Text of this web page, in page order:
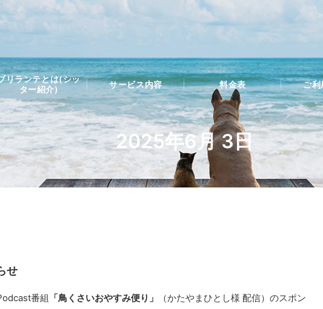
2025年6月 3日
せ
番組 「鳥くさいおやすみ便り」
（かたやまひとし様 配信）のスポン
リランテとは(シッ
ター紹介)
サービス内容 料金表 ご利